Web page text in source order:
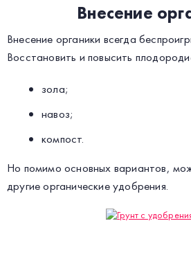
Внесение
Внесение органики всегда
Восстановить и повысить
зола;
навоз;
компост.
Но помимо основных вариантов,
другие органические удобрения.